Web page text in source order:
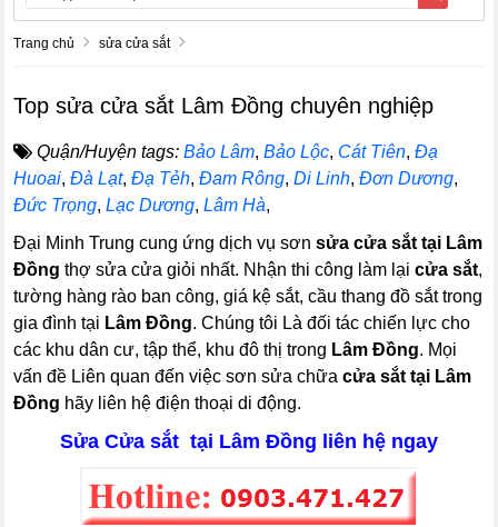
Trang chủ sửa cửa sắt
Top sửa cửa sắt Lâm Đồng chuyên nghiệp
Quận/Huyện tags: Bảo Lâm,Bảo Lộc, Cát Tiên,Đạ
Huoai,Đà Lạt,Đạ Tẻh,Đam Rông,Di Linh,Đơn Dương,
Đức Trọng,Lạc Dương,Lâm Hà,
Đại Minh Trung cung ứng dịch vụ sơn sửa cửa sắt tại Lâm
Đồng thợ sửa cửa giỏi nhất. Nhận thi công làm lạicửa sắt,
tường hàng rào ban công, giá kệ sắt, cầu thang đồ sắt trong
gia đình tại Lâm Đồng. Chúng tôi Là đối tác chiến lực cho
các khu dân cư, tập thể, khu đô thị trong Lâm Đồng. Mọi
vấn đề Liên quan đến việc sơn sửa chữacửa sắt tại Lâm
Đồng hãy liên hệ điện thoại di động.
Sửa Cửa sắt tại Lâm Đồng liên hệ ngay